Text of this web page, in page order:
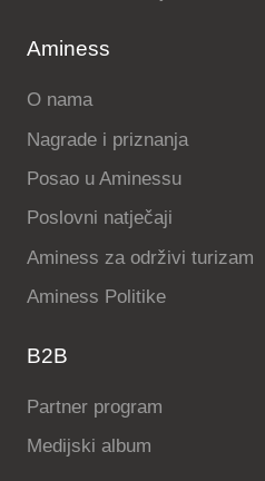
Aminess
O nama
Nagrade i priznanja
Posao u Aminessu
Poslovni natječaji
Aminess za održivi turizam
Aminess Politike
B2B
Partner program
Medijski album